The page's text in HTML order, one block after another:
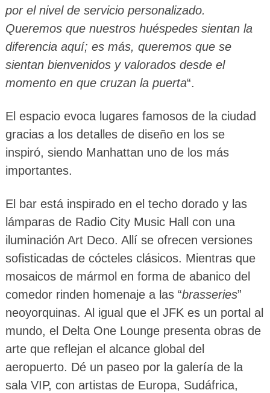
por el nivel de servicio personalizado.
Queremos que nuestros huéspedes sientan la
diferencia aquí; es más, queremos que se
sientan bienvenidos y valorados desde el
momento en que cruzan la puerta“.
El espacio evoca lugares famosos de la ciudad
gracias a los detalles de diseño en los se
inspiró, siendo Manhattan uno de los más
importantes.
El bar está inspirado en el techo dorado y las
lámparas de Radio City Music Hall con una
iluminación Art Deco. Allí se ofrecen versiones
sofisticadas de cócteles clásicos. Mientras que
mosaicos de mármol en forma de abanico del
comedor rinden homenaje a las “brasseries”
neoyorquinas. Al igual que el JFK es un portal al
mundo, el Delta One Lounge presenta obras de
arte que reflejan el alcance global del
aeropuerto. Dé un paseo por la galería de la
sala VIP, con artistas de Europa, Sudáfrica,